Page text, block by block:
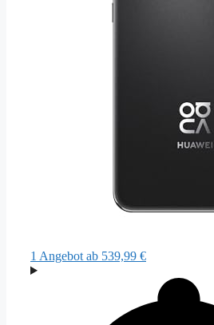
1 Angebot ab 539,99 €